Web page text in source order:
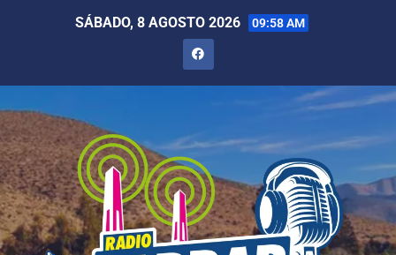
SÁBADO, 8 AGOSTO 2026 09:58 AM